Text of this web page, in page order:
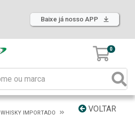
Baixe já nosso APP
0
VOLTAR
WHISKY IMPORTADO